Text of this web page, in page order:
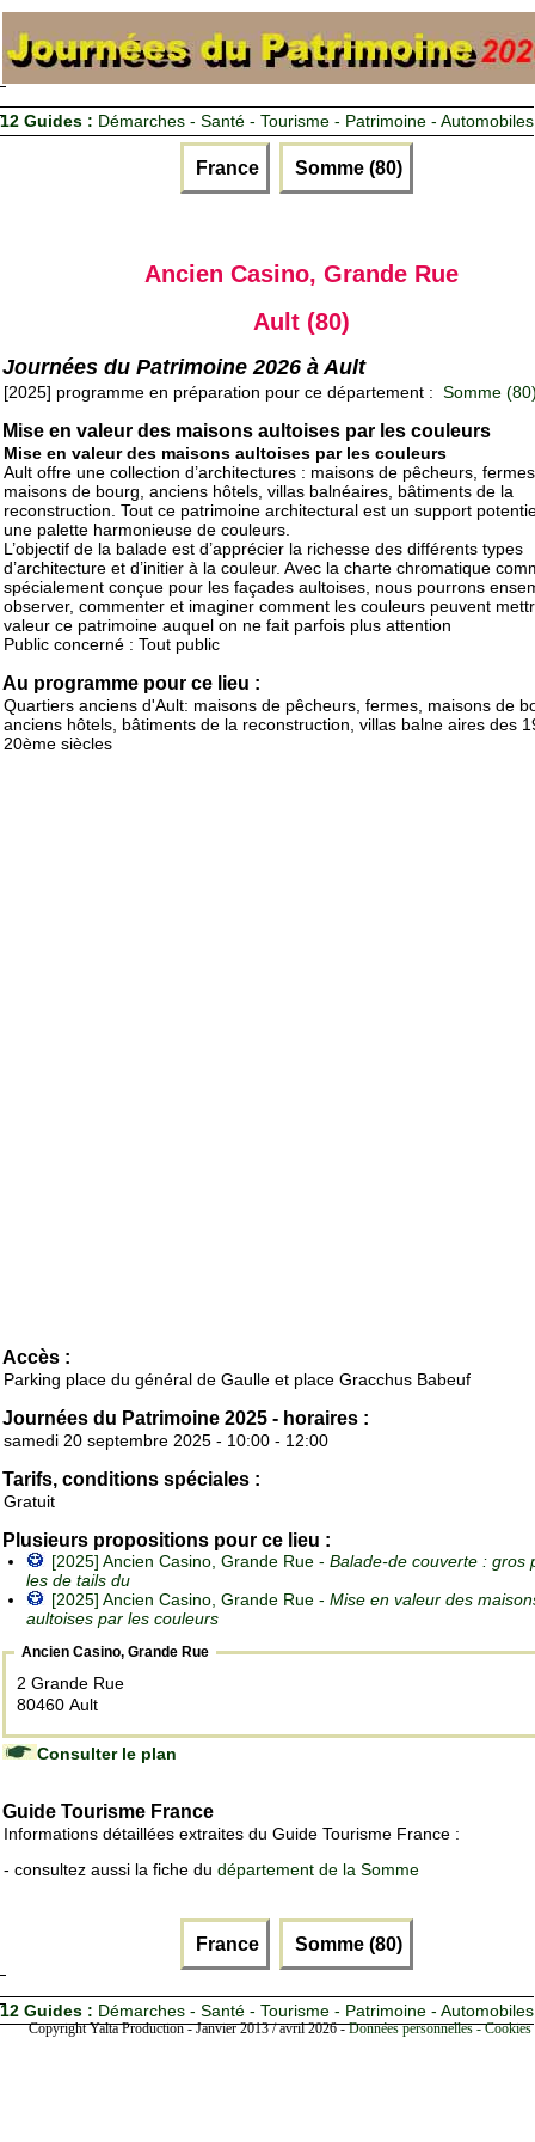
12 Guides : Démarches - Santé - Tourisme - Patrimoine - Automobiles
France Somme (80)
Ancien Casino, Grande Rue
Ault (80)
Journées du Patrimoine 2026 à Ault
[2025] programme en préparation pour ce département : Somme
Mise en valeur des maisons aultoises par les couleurs
Mise en valeur des maisons aultoises par les couleurs
Ault offre une collection d’architectures : maisons de pêcheurs,
maisons de bourg, anciens hôtels, villas balnéaires, bâtiments de la
reconstruction. Tout ce patrimoine architectural est un support
une palette harmonieuse de couleurs.
L’objectif de la balade est d’apprécier la richesse des différents types
d’architecture et d’initier à la couleur. Avec la charte chromatique
spécialement conçue pour les façades aultoises, nous pourrons
observer, commenter et imaginer comment les couleurs peuvent
valeur ce patrimoine auquel on ne fait parfois plus attention
Public concerné : Tout public
Au programme pour ce lieu :
Quartiers anciens d'Ault: maisons de pêcheurs, fermes, maisons de
anciens hôtels, bâtiments de la reconstruction, villas balne aires des
20ème siècles
Accès :
Parking place du général de Gaulle et place Gracchus Babeuf
Journées du Patrimoine 2025 - horaires :
samedi 20 septembre 2025 - 10:00 - 12:00
Tarifs, conditions spéciales :
Gratuit
Plusieurs propositions pour ce lieu :
[2025] Ancien Casino, Grande Rue - Balade-de couverte : gros
les de tails du
[2025] Ancien Casino, Grande Rue - Mise en valeur des
aultoises par les couleurs
Ancien Casino, Grande Rue
2 Grande Rue
80460 Ault
Consulter le plan
Guide Tourisme France
Informations détaillées extraites du Guide Tourisme France :
- consultez aussi la fiche du département de la Somme
France Somme (80)
12 Guides : Démarches - Santé - Tourisme - Patrimoine - Automobiles
Copyright Yalta Production - Janvier 2013 / avril 2026 -Données personnelles -